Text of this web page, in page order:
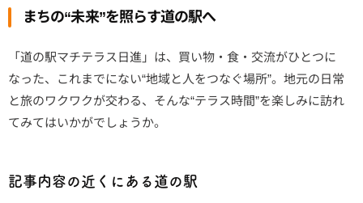
まちの“未来”を照らす道の駅へ
「道の駅マチテラス日進」は、買い物・食・交流がひとつに
なった、これまでにない“地域と人をつなぐ場所”。地元の日常
と旅のワクワクが交わる、そんな“テラス時間”を楽しみに訪れ
てみてはいかがでしょうか。
記事内容の近くにある道の駅